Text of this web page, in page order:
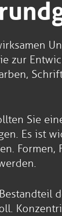
zur
Sie
Es ist